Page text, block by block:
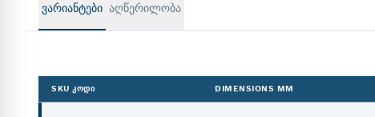
ᲕᲐᲠᲘᲐᲜᲢᲔᲑᲘ აღწერილობა
SKU ᲙᲝᲓᲘ DIMENSIONS MM